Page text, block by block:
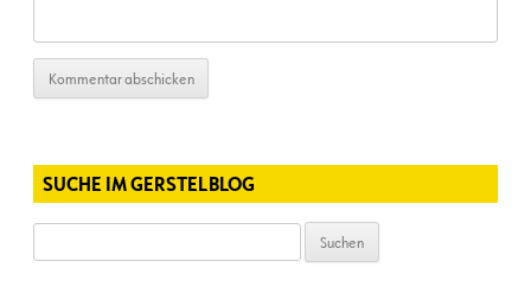
SUCHE IM GERSTELBLOG
nach: